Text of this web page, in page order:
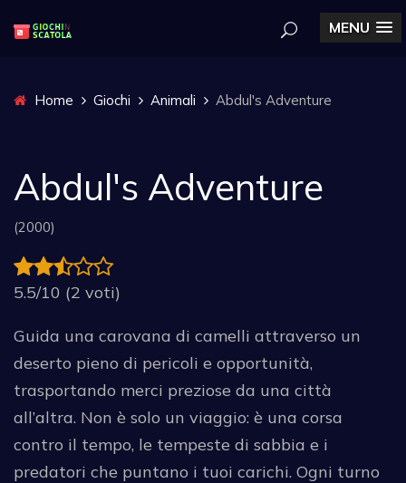
MENU
Home Giochi Animali Abdul's Adventure
Abdul's Adventure
(2000)
5.5/10 (2 voti)
Guida una carovana di camelli attraverso un
deserto pieno di pericoli e opportunità,
trasportando merci preziose da una città
all’altra. Non è solo un viaggio: è una corsa
contro il tempo, le tempeste di sabbia e i
predatori che puntano i tuoi carichi. Ogni turno